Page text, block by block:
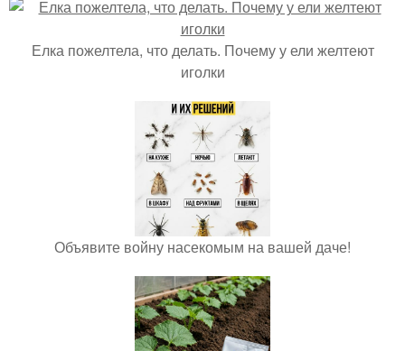
Елка пожелтела, что делать. Почему у ели желтеют
иголки
Объявите войну насекомым на вашей даче!